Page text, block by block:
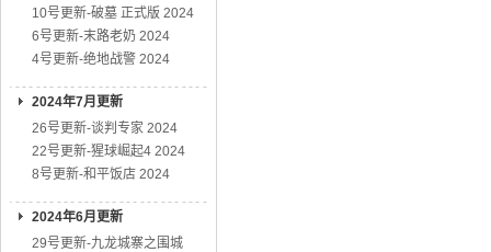
10号更新-破墓 正式版 2024
6号更新-末路老奶 2024
4号更新-绝地战警 2024
2024年7月更新
26号更新-谈判专家 2024
22号更新-猩球崛起4 2024
8号更新-和平饭店 2024
2024年6月更新
29号更新-九龙城寨之围城